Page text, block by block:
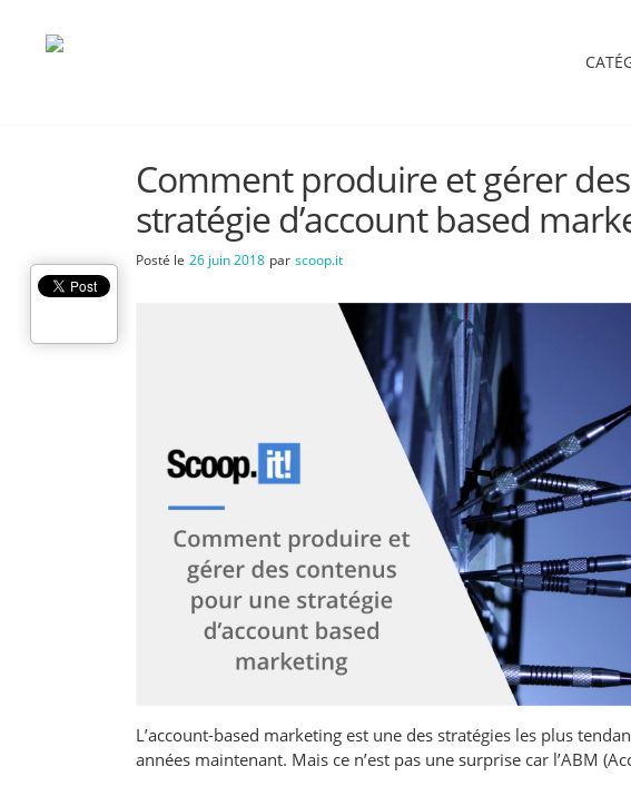
Comment produire et gérer
stratégie d’account based
Posté le 26 juin 2018 par scoop.it
L’account-based marketing est une des stratégies les plus
années maintenant. Mais ce n’est pas une surprise car l’ABM